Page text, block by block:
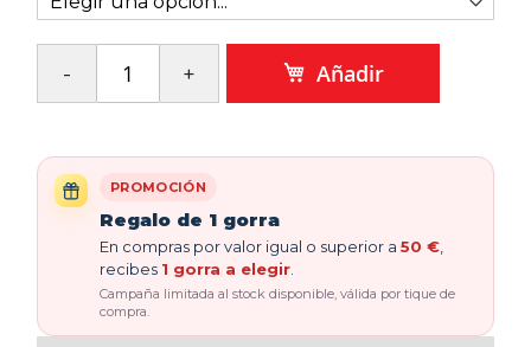
Añadir
PROMOCIÓN
Regalo de 1 gorra
En compras por valor igual o superior a 50 €
recibes 1 gorra a elegir
Campaña limitada al stock disponible, válida por tique de
compra.